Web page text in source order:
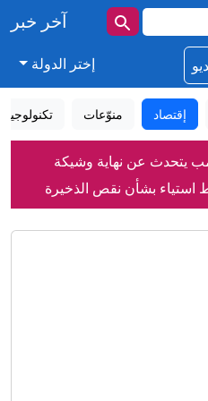
آخر خبر
إختر الدولة
إقتصاد منوّعات تكنولوجيا
يتحدث عن نهاية وشيكة
بشأن نقص الذخيرة
علي عدم تغير الموقف